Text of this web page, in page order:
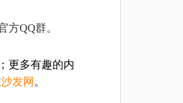
QQ群。
；更多有趣的内
沙发网 。